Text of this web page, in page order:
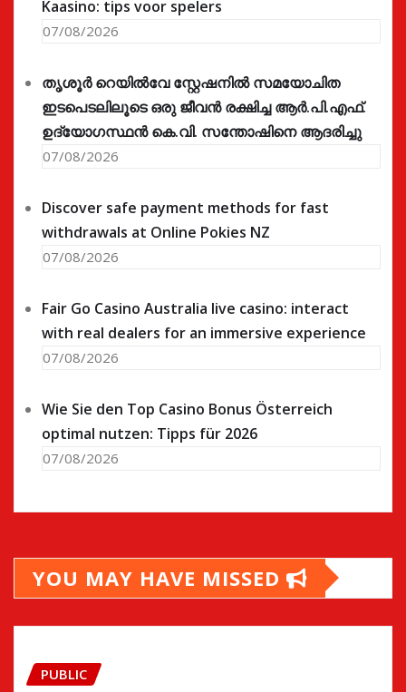
Kaasino: tips voor spelers
07/08/2026
തൃശൂർ റെയിൽവേ സ്റ്റേഷനിൽ സമയോചിത
ഇടപെടലിലൂടെ ഒരു ജീവൻ രക്ഷിച്ച ആർ.പി.എഫ്.
ഉദ്യോഗസ്ഥൻ കെ.വി. സന്തോഷിനെ ആദരിച്ചു
07/08/2026
Discover safe payment methods for fast
withdrawals at Online Pokies NZ
07/08/2026
Fair Go Casino Australia live casino: interact
with real dealers for an immersive experience
07/08/2026
Wie Sie den Top Casino Bonus Österreich
optimal nutzen: Tipps für 2026
07/08/2026
YOU MAY HAVE MISSED
PUBLIC